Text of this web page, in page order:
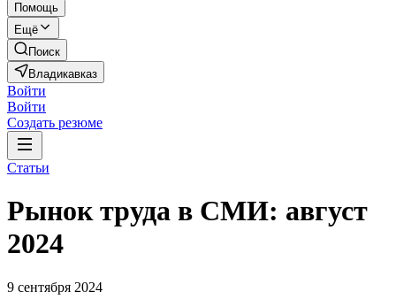
Помощь
Ещё
Поиск
Владикавказ
Войти
Войти
Создать резюме
Статьи
Рынок труда в СМИ: август
2024
9 сентября 2024